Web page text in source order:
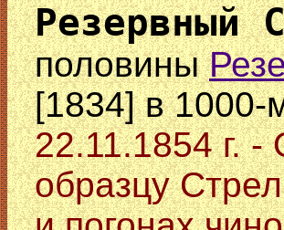
Резервный
половины
[1834] в
22.11.1854 г.
образцу